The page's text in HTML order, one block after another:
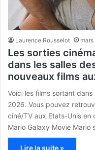
Laurence Rousselot
Les sorties
dans les salles
nouveaux films
Voici les films sortant
2026. Vous pouvez
ciné/TV aux Etats-Unis en
Mario Galaxy Movie Mario
Lire la suite »